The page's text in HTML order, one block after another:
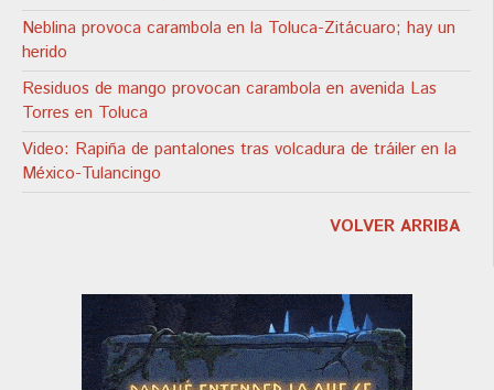
Neblina provoca carambola en la Toluca-Zitácuaro; hay un
herido
Residuos de mango provocan carambola en avenida Las
Torres en Toluca
Video: Rapiña de pantalones tras volcadura de tráiler en la
México-Tulancingo
VOLVER ARRIBA